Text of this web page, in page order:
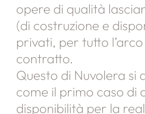
opere di qualità
(di costruzione e
privati, per tutto
contratto.
Questo di Nuvolera si
come il primo caso di
disponibilità per la